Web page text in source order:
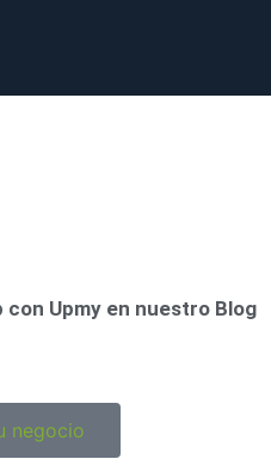
Upmy en nuestro Blog
negocio